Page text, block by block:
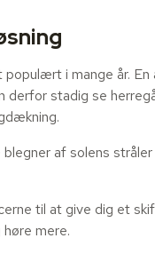
i mange år.
derfor stadig se
af solens
til at give dig et
mere.